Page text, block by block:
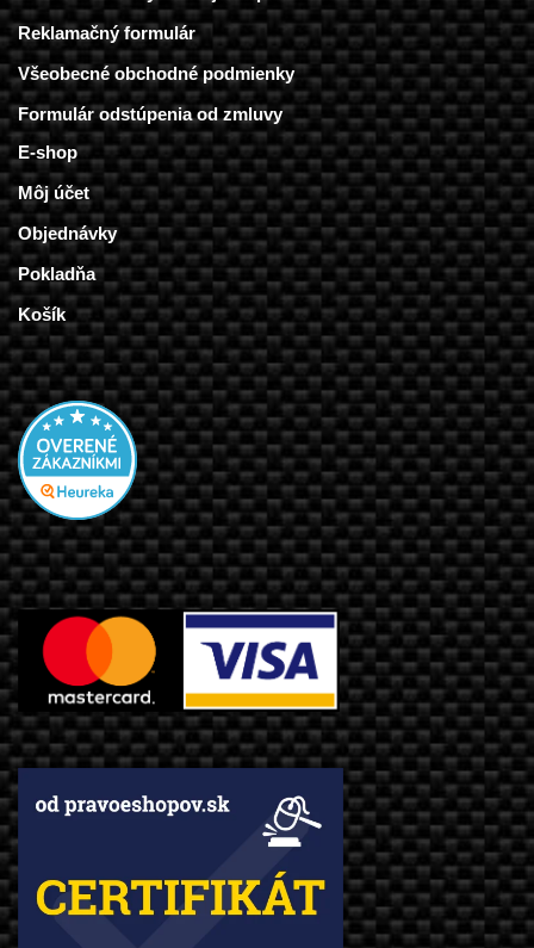
Reklamačný formulár
Všeobecné obchodné podmienky
Formulár odstúpenia od zmluvy
E-shop
Môj účet
Objednávky
Pokladňa
Košík